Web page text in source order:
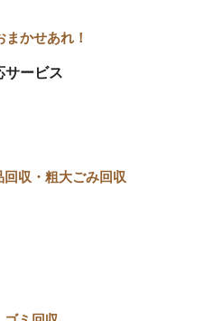
サービス
回収・粗大ごみ回収